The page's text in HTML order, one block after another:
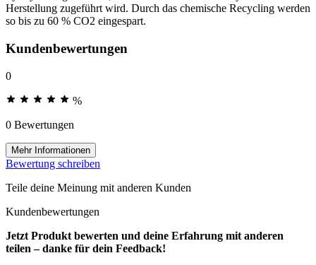
Herstellung zugeführt wird. Durch das chemische Recycling werden
so bis zu 60 % CO2 eingespart.
Kundenbewertungen
0
%
0 Bewertungen
Mehr Informationen
Bewertung schreiben
Teile deine Meinung mit anderen Kunden
Kundenbewertungen
Jetzt Produkt bewerten und deine Erfahrung mit anderen
teilen – danke für dein Feedback!